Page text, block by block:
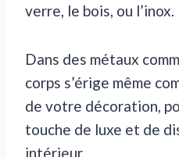
verre, le bois, ou l’inox.
Dans des métaux
corps s’érige même
de votre décoration,
touche de luxe et de
intérieur.